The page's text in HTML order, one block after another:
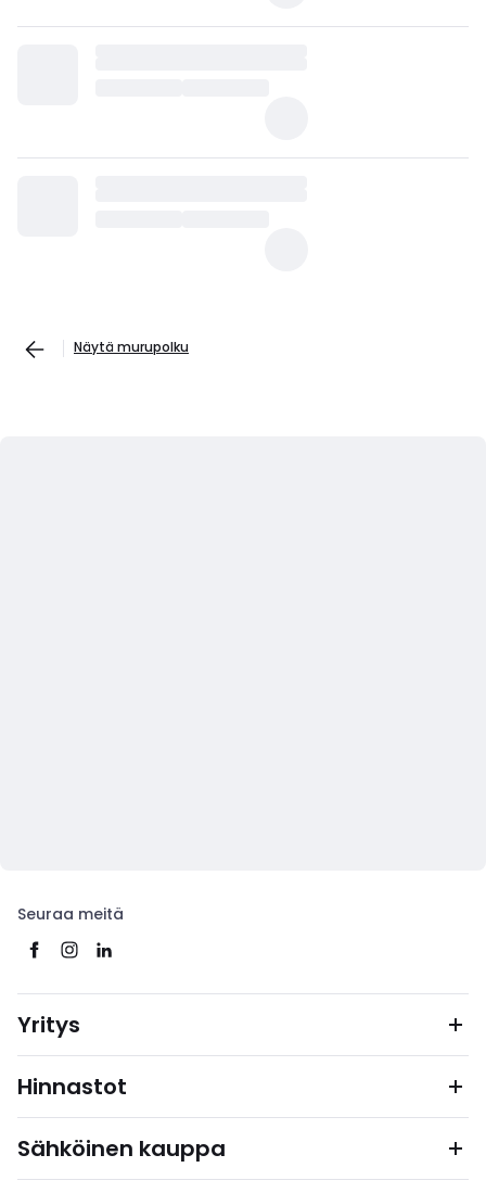
Näytä murupolku
Seuraa meitä
Yritys
Hinnastot
Sähköinen kauppa